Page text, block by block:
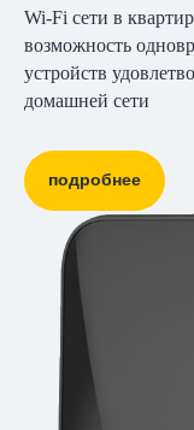
Wi-Fi сети в
возможность
устройств
домашней сети
подробнее